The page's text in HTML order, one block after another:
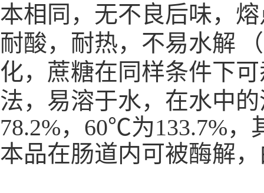
本相同，无不良后味，
耐酸，耐热，不易水解
化，蔗糖在同样条件下
法，易溶于水，在水中
78.2%，60℃为133.7%
本品在肠道内可被酶解